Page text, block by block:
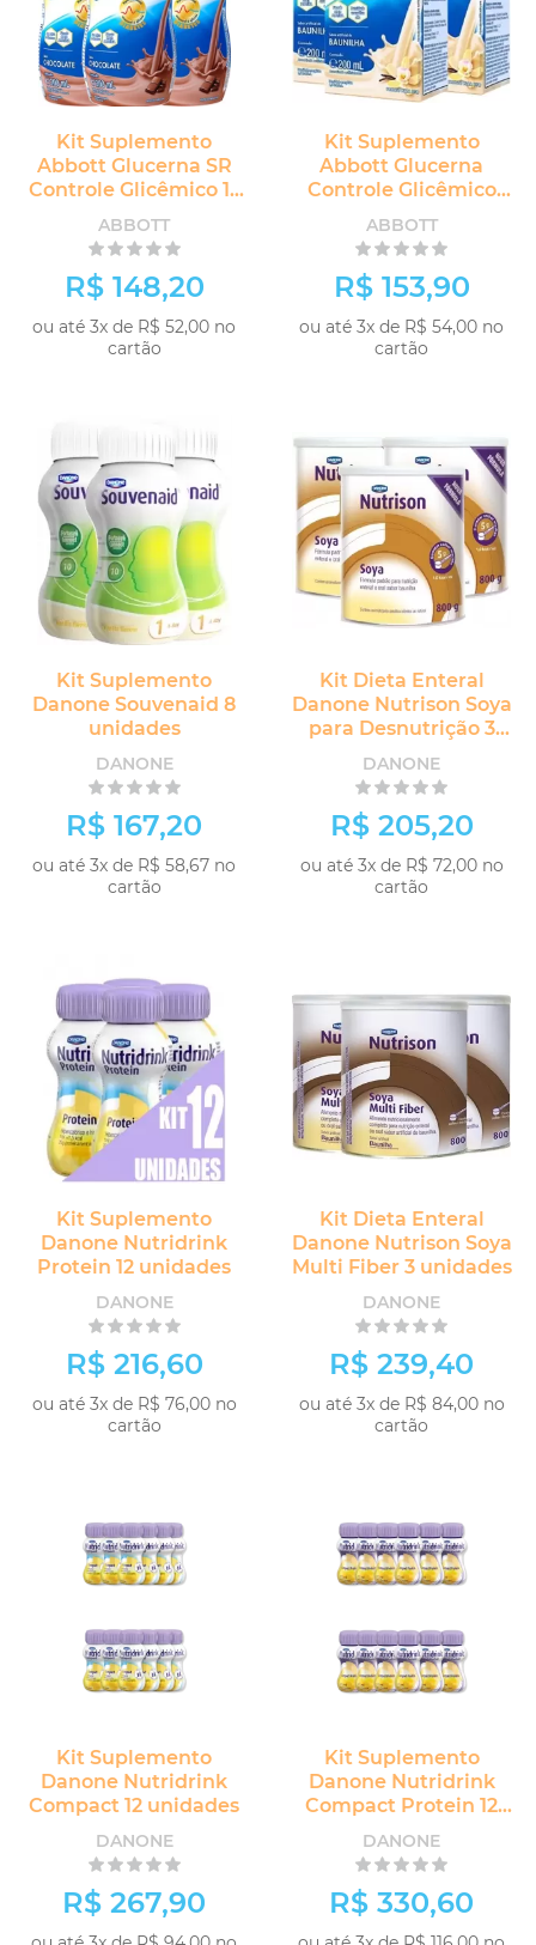
Kit Suplemento
Abbott Glucerna SR
Controle Glicêmico 12
unidades
ABBOTT
R$ 148,20
ou até 3x de R$ 52,00 no
cartão
Kit Suplemento
Abbott Glucerna
Controle Glicêmico
1.5kcal 12 unidades
ABBOTT
R$ 153,90
ou até 3x de R$ 54,00 no
cartão
Kit Suplemento
Danone Souvenaid 8
unidades
DANONE
R$ 167,20
ou até 3x de R$ 58,67 no
cartão
Kit Dieta Enteral
Danone Nutrison Soya
para Desnutrição 3
unidades
DANONE
R$ 205,20
ou até 3x de R$ 72,00 no
cartão
Kit Suplemento
Danone Nutridrink
Protein 12 unidades
DANONE
R$ 216,60
ou até 3x de R$ 76,00 no
cartão
Kit Dieta Enteral
Danone Nutrison Soya
Multi Fiber 3 unidades
DANONE
R$ 239,40
ou até 3x de R$ 84,00 no
cartão
Kit Suplemento
Danone Nutridrink
Compact 12 unidades
DANONE
R$ 267,90
Kit Suplemento
Danone Nutridrink
Compact Protein 12
unidades
DANONE
R$ 330,60